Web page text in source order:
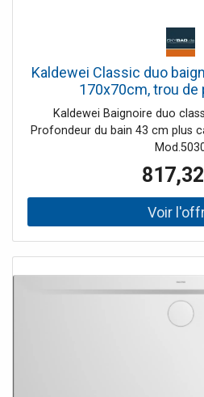
Kaldewei Classic duo
170x70cm, trou de
Kaldewei Baignoire duo
Profondeur du bain 43 cm plus